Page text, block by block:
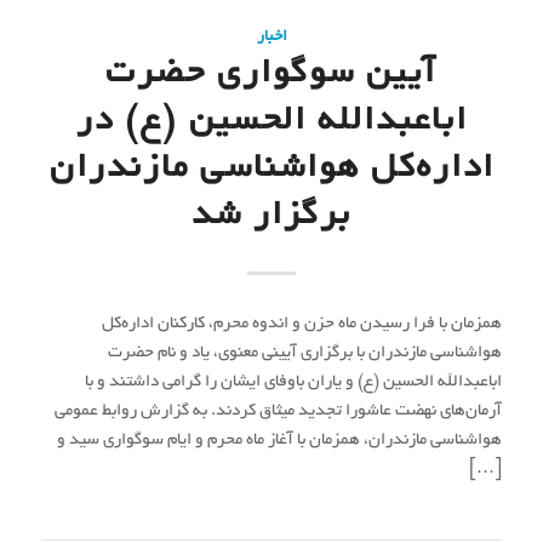
اخبار
آیین سوگواری حضرت
اباعبدالله الحسین (ع) در
اداره‌کل هواشناسی مازندران
برگزار شد
همزمان با فرا رسیدن ماه حزن و اندوه محرم، کارکنان اداره‌کل
هواشناسی مازندران با برگزاری آیینی معنوی، یاد و نام حضرت
اباعبدالله الحسین (ع) و یاران باوفای ایشان را گرامی داشتند و با
آرمان‌های نهضت عاشورا تجدید میثاق کردند. به گزارش روابط عمومی
هواشناسی مازندران، همزمان با آغاز ماه محرم و ایام سوگواری سید و
[…]